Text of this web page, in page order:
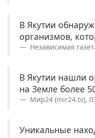
В Якутии
организмов,
Независимая
В Якутии нашли
на Земле более
Мир24 (mir24.tv),
Уникальные